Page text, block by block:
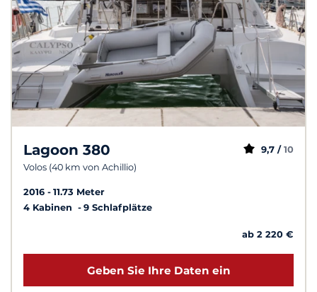
Lagoon 380
Volos (40 km von Achillio)
9,7 / 10
2016
11.73 Meter
4 Kabinen
9 Schlafplätze
ab 2 220 €
Geben Sie Ihre Daten ein